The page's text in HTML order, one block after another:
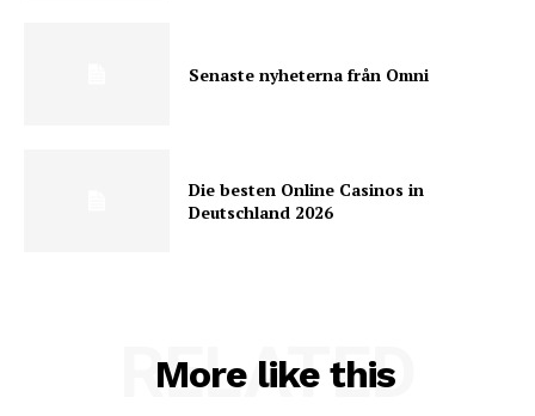
Senaste nyheterna från Omni
Die besten Online Casinos in
Deutschland 2026
More like this
RELATED